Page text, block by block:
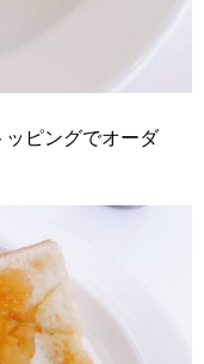
ピングでオーダ